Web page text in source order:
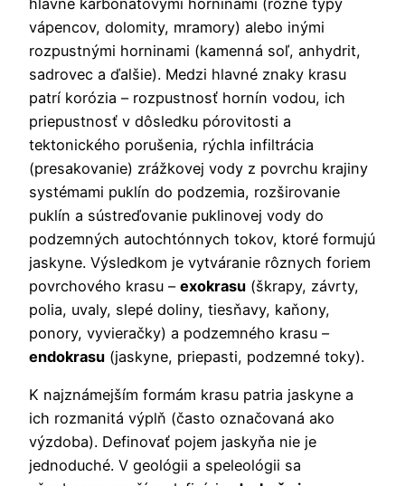
vápencov, dolomity, mramory) alebo inými
rozpustnými horninami (kamenná soľ, anhydrit,
sadrovec a ďalšie). Medzi hlavné znaky krasu
patrí korózia – rozpustnosť hornín vodou, ich
priepustnosť v dôsledku pórovitosti a
tektonického porušenia, rýchla infiltrácia
(presakovanie) zrážkovej vody z povrchu krajiny
systémami puklín do podzemia, rozširovanie
puklín a sústreďovanie puklinovej vody do
podzemných autochtónnych tokov, ktoré formujú
jaskyne. Výsledkom je vytváranie rôznych foriem
povrchového krasu – exokrasu (škrapy, závrty,
polia, uvaly, slepé doliny, tiesňavy, kaňony,
ponory, vyvieračky) a podzemného krasu –
endokrasu (jaskyne, priepasti, podzemné toky).
K najznámejším formám krasu patria jaskyne a
ich rozmanitá výplň (často označovaná ako
výzdoba). Definovať pojem jaskyňa nie je
jednoduché. V geológii a speleológii sa